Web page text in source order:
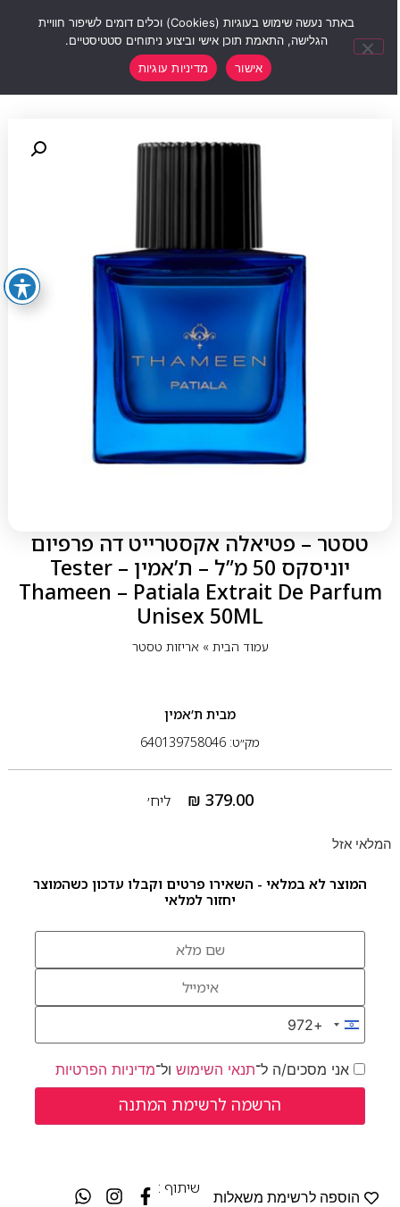
טסטר – פטיאלה אקסטרייט דה פרפיום
יוניסקס 50 מ”ל – ת’אמין Tester –
Thameen – Patiala Extrait De Parfum
Unisex 50ML
עמוד הבית» אריזות טסטר
מבית ת’אמין
מק״ט: 640139758046
₪ 379.00 ליח׳
המלאי אזל
המוצר לא במלאי - השאירו פרטים וקבלו עדכון כשהמוצר
יחזור למלאי
Israel +972
+972
אני מסכים/ה ל־תנאי השימושול־מדיניות הפרטיות
הוספה לרשימת משאלות
שיתוף :
באתר נעשה שימוש בעוגיות (Cookies) וכלים דומים לשיפור חוויית
הגלישה, התאמת תוכן אישי וביצוע ניתוחים סטטיסטיים.
אישור
מדיניות עוגיות